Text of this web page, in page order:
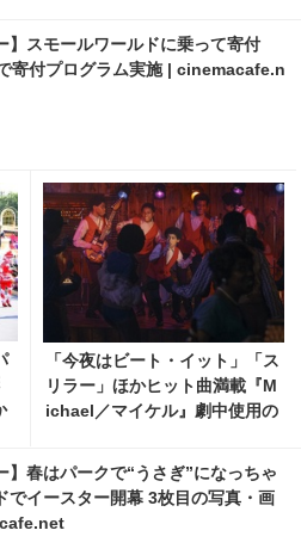
】スモールワールドに乗って寄付
寄付プログラム実施 | cinemacafe.n
「今夜はビート・イット」「ス
リラー」ほかヒット曲満載『M
ichael／マイケル』劇中使用の
「夏休み編」も
】春はパークで“うさぎ”になっちゃ
でイースター開幕 3枚目の写真・画